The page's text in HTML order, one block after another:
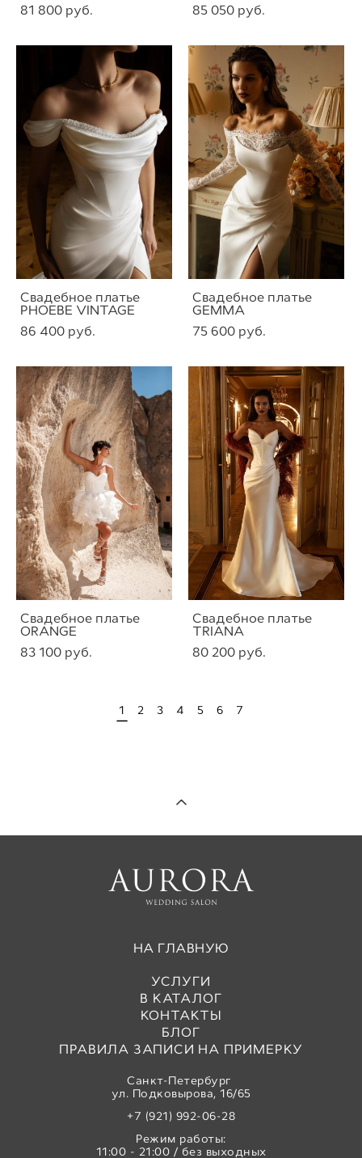
81 800 pуб.
85 050 pуб.
Свадебное платье
PHOEBE VINTAGE
86 400 pуб.
Свадебное платье
GEMMA
75 600 pуб.
Свадебное платье
ORANGE
83 100 pуб.
Свадебное платье
TRIANA
80 200 pуб.
1 2 3 4 5 6 7
НА ГЛАВНУЮ
УСЛУГИ
В КАТАЛОГ
КОНТАКТЫ
БЛОГ
ПРАВИЛА ЗАПИСИ НА ПРИМЕРКУ
Санкт-Петербург
ул. Подковырова, 16/65
+7 (921) 992-06-28
Режим работы:
11:00 - 21:00 / без выходных